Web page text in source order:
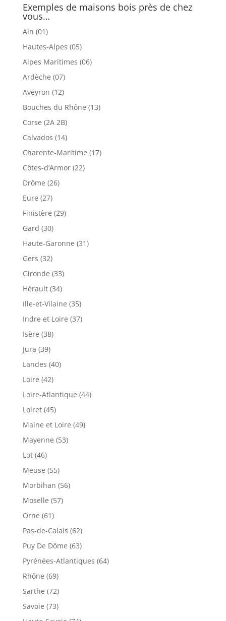
Exemples de maisons bois près de chez
vous…
Ain (01)
Hautes-Alpes (05)
Alpes Maritimes (06)
Ardèche (07)
Aveyron (12)
Bouches du Rhône (13)
Corse (2A 2B)
Calvados (14)
Charente-Maritime (17)
Côtes-d’Armor (22)
Drôme (26)
Eure (27)
Finistère (29)
Gard (30)
Haute-Garonne (31)
Gers (32)
Gironde (33)
Hérault (34)
Ille-et-Vilaine (35)
Indre et Loire (37)
Isère (38)
Jura (39)
Landes (40)
Loire (42)
Loire-Atlantique (44)
Loiret (45)
Maine et Loire (49)
Mayenne (53)
Lot (46)
Meuse (55)
Morbihan (56)
Moselle (57)
Orne (61)
Pas-de-Calais (62)
Puy De Dôme (63)
Pyrénées-Atlantiques (64)
Rhône (69)
Sarthe (72)
Savoie (73)